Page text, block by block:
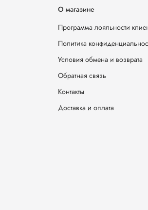
О магазине
Программа лояльности
Политика
Условия обмена и возврата
Обратная связь
Контакты
Доставка и оплата